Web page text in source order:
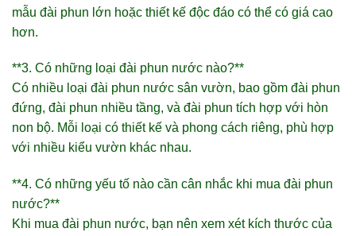
mẫu đài phun lớn hoặc thiết kế độc đáo có thể có giá cao
hơn.
**3. Có những loại đài phun nước nào?**
Có nhiều loại đài phun nước sân vườn, bao gồm đài phun
đứng, đài phun nhiều tầng, và đài phun tích hợp với hòn
non bộ. Mỗi loại có thiết kế và phong cách riêng, phù hợp
với nhiều kiểu vườn khác nhau.
**4. Có những yếu tố nào cần cân nhắc khi mua đài phun
nước?**
Khi mua đài phun nước, bạn nên xem xét kích thước của